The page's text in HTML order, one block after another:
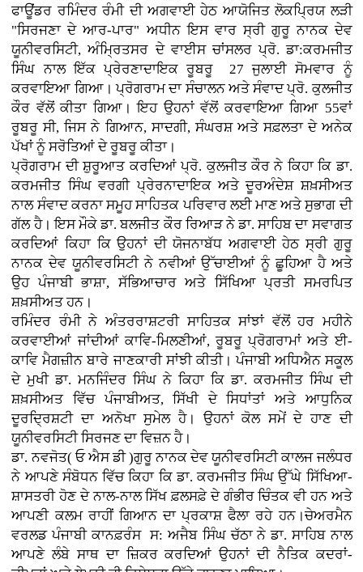
ਫਾਊਂਡਰ ਰਮਿੰਦਰ ਰੰਮੀ ਦੀ ਅਗਵਾਈ ਹੇਠ ਆਯੋਜਿਤ ਲੋਕਪ੍ਰਿਯ ਲੜੀ
"ਸਿਰਜਣਾ ਦੇ ਆਰ-ਪਾਰ" ਅਧੀਨ ਇਸ ਵਾਰ ਸ੍ਰੀ ਗੁਰੂ ਨਾਨਕ ਦੇਵ
ਯੂਨੀਵਰਸਿਟੀ, ਅੰਮ੍ਰਿਤਸਰ ਦੇ ਵਾਈਸ ਚਾਂਸਲਰ ਪ੍ਰੋ. ਡਾ:ਕਰਮਜੀਤ
ਸਿੰਘ ਨਾਲ ਇੱਕ ਪ੍ਰੇਰਣਾਦਾਇਕ ਰੂਬਰੂ 27 ਜੁਲਾਈ ਸੋਮਵਾਰ ਨੂੰ
ਕਰਵਾਇਆ ਗਿਆ। ਪ੍ਰੋਗਰਾਮ ਦਾ ਸੰਚਾਲਨ ਅਤੇ ਸੰਵਾਦ ਪ੍ਰੋ. ਕੁਲਜੀਤ
ਕੌਰ ਵੱਲੋਂ ਕੀਤਾ ਗਿਆ। ਇਹ ਉਹਨਾਂ ਵੱਲੋਂ ਕਰਵਾਇਆ ਗਿਆ 55ਵਾਂ
ਰੂਬਰੂ ਸੀ, ਜਿਸ ਨੇ ਗਿਆਨ, ਸਾਦਗੀ, ਸੰਘਰਸ਼ ਅਤੇ ਸਫ਼ਲਤਾ ਦੇ ਅਨੇਕ
ਪੱਖਾਂ ਨੂੰ ਸਰੋਤਿਆਂ ਦੇ ਰੂਬਰੂ ਕੀਤਾ।
ਪ੍ਰੋਗਰਾਮ ਦੀ ਸ਼ੁਰੂਆਤ ਕਰਦਿਆਂ ਪ੍ਰੋ. ਕੁਲਜੀਤ ਕੌਰ ਨੇ ਕਿਹਾ ਕਿ ਡਾ.
ਕਰਮਜੀਤ ਸਿੰਘ ਵਰਗੀ ਪ੍ਰੇਰਨਾਦਾਇਕ ਅਤੇ ਦੂਰਅੰਦੇਸ਼ ਸ਼ਖ਼ਸੀਅਤ
ਨਾਲ ਸੰਵਾਦ ਕਰਨਾ ਸਮੂਹ ਸਾਹਿਤਕ ਪਰਿਵਾਰ ਲਈ ਮਾਣ ਅਤੇ ਸੁਭਾਗ ਦੀ
ਗੱਲ ਹੈ। ਇਸ ਮੌਕੇ ਡਾ. ਬਲਜੀਤ ਕੌਰ ਰਿਆੜ ਨੇ ਡਾ. ਸਾਹਿਬ ਦਾ ਸਵਾਗਤ
ਕਰਦਿਆਂ ਕਿਹਾ ਕਿ ਉਹਨਾਂ ਦੀ ਯੋਜਨਾਬੱਧ ਅਗਵਾਈ ਹੇਠ ਸ੍ਰੀ ਗੁਰੂ
ਨਾਨਕ ਦੇਵ ਯੂਨੀਵਰਸਿਟੀ ਨੇ ਨਵੀਆਂ ਉੱਚਾਈਆਂ ਨੂੰ ਛੂਹਿਆ ਹੈ ਅਤੇ
ਉਹ ਪੰਜਾਬੀ ਭਾਸ਼ਾ, ਸੱਭਿਆਚਾਰ ਅਤੇ ਸਿੱਖਿਆ ਪ੍ਰਤੀ ਸਮਰਪਿਤ
ਸ਼ਖ਼ਸੀਅਤ ਹਨ।
ਰਮਿੰਦਰ ਰੰਮੀ ਨੇ ਅੰਤਰਰਾਸ਼ਟਰੀ ਸਾਹਿਤਕ ਸਾਂਝਾਂ ਵੱਲੋਂ ਹਰ ਮਹੀਨੇ
ਕਰਵਾਈਆਂ ਜਾਂਦੀਆਂ ਕਾਵਿ-ਮਿਲਣੀਆਂ, ਰੂਬਰੂ ਪ੍ਰੋਗਰਾਮਾਂ ਅਤੇ ਈ-
ਕਾਵਿ ਮੈਗਜ਼ੀਨ ਬਾਰੇ ਜਾਣਕਾਰੀ ਸਾਂਝੀ ਕੀਤੀ। ਪੰਜਾਬੀ ਅਧਿਐਨ ਸਕੂਲ
ਦੇ ਮੁਖੀ ਡਾ. ਮਨਜਿੰਦਰ ਸਿੰਘ ਨੇ ਕਿਹਾ ਕਿ ਡਾ. ਕਰਮਜੀਤ ਸਿੰਘ ਦੀ
ਸ਼ਖ਼ਸੀਅਤ ਵਿੱਚ ਪੰਜਾਬੀਅਤ, ਸਿੱਖੀ ਦੇ ਸਿਧਾਂਤਾਂ ਅਤੇ ਆਧੁਨਿਕ
ਦੂਰਦ੍ਰਿਸ਼ਟੀ ਦਾ ਅਨੋਖਾ ਸੁਮੇਲ ਹੈ। ਉਹਨਾਂ ਕੋਲ ਸਮੇਂ ਦੇ ਹਾਣ ਦੀ
ਯੂਨੀਵਰਸਿਟੀ ਸਿਰਜਣ ਦਾ ਵਿਜ਼ਨ ਹੈ।
ਡਾ. ਨਵਜੋਤ( ਓ ਐਸ ਡੀ )ਗੁਰੂ ਨਾਨਕ ਦੇਵ ਯੂਨੀਵਰਸਿਟੀ ਕਾਲਜ ਜਲੰਧਰ
ਨੇ ਆਪਣੇ ਸੰਬੋਧਨ ਵਿੱਚ ਕਿਹਾ ਕਿ ਡਾ. ਕਰਮਜੀਤ ਸਿੰਘ ਉੱਘੇ ਸਿੱਖਿਆ-
ਸ਼ਾਸਤਰੀ ਹੋਣ ਦੇ ਨਾਲ-ਨਾਲ ਸਿੱਖ ਫ਼ਲਸਫ਼ੇ ਦੇ ਗੰਭੀਰ ਚਿੰਤਕ ਵੀ ਹਨ ਅਤੇ
ਆਪਣੀ ਕਲਮ ਰਾਹੀਂ ਗਿਆਨ ਦਾ ਪ੍ਰਕਾਸ਼ ਫੈਲਾ ਰਹੇ ਹਨ।ਚੇਅਰਮੈਨ
ਵਰਲਡ ਪੰਜਾਬੀ ਕਾਨਫ਼ਰੰਸ ਸ: ਅਜੈਬ ਸਿੰਘ ਚੱਠਾ ਨੇ ਡਾ. ਸਾਹਿਬ ਨਾਲ
ਆਪਣੇ ਲੰਬੇ ਸਾਥ ਦਾ ਜ਼ਿਕਰ ਕਰਦਿਆਂ ਉਹਨਾਂ ਦੀ ਨੈਤਿਕ ਕਦਰਾਂ-